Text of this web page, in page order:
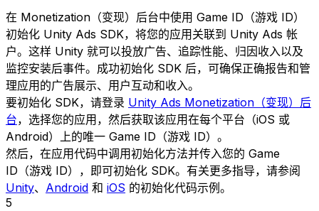
在 Monetization（变现）后台中使用 Game ID（游戏 ID）
初始化 Unity Ads SDK，将您的应用关联到 Unity Ads 帐
户。这样 Unity 就可以投放广告、追踪性能、归因收入以及
监控安装后事件。成功初始化 SDK 后，可确保正确报告和管
理应用的广告展示、用户互动和收入。
要初始化 SDK，请登录 Unity Ads Monetization（变现）后
台，选择您的应用，然后获取该应用在每个平台（iOS 或
Android）上的唯一 Game ID（游戏 ID）。
然后，在应用代码中调用初始化方法并传入您的 Game
ID（游戏 ID），即可初始化 SDK。有关更多指导，请参阅
Unity、 Android 和 iOS 的初始化代码示例。
5